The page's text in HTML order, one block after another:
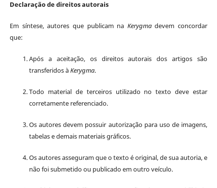
Declaração de direitos autorais
Em síntese, autores que publicam na Kerygmadevem concordar
que:
Após a aceitação, os direitos autorais dos artigos são
transferidos àKerygma.
Todo material de terceiros utilizado no texto deve estar
corretamente referenciado.
Os autores devem possuir autorização para uso de imagens,
tabelas e demais materiais gráficos.
Os autores asseguram que o texto é original, de sua autoria, e
não foi submetido ou publicado em outro veículo.